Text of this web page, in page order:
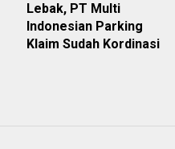
Lebak, PT Multi
Indonesian Parking
Klaim Sudah Kordinasi